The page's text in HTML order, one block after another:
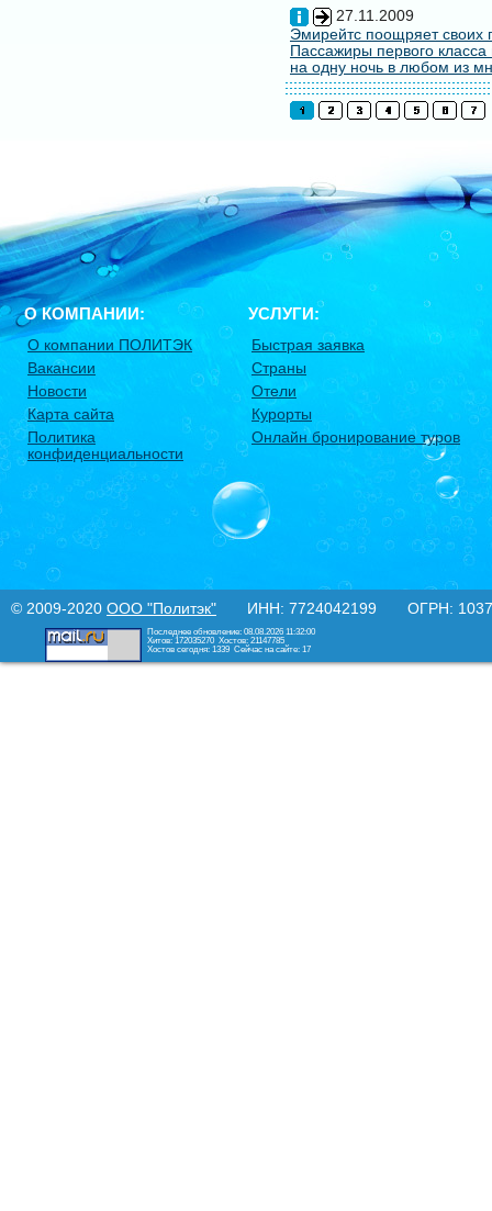
27.11.2009
Эмирейтс поощряет своих
Пассажиры первого
на одну ночь в любом из
О КОМПАНИИ:
О компании ПОЛИТЭК
Вакансии
Новости
Карта сайта
Политика
конфиденциальности
УСЛУГИ:
Быстрая заявка
Страны
Отели
Курорты
Онлайн бронирование туров
© 2009-2020 ООО "Политэк" ИНН: 7724042199 ОГРН:
Последнее обновление: 08.08.2026 11:32:00
Хитов: 172035270 Хостов: 21147785
Хостов сегодня: 1339 Сейчас на сайте: 17